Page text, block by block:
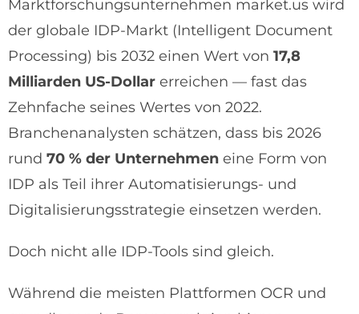
Marktforschungsunternehmen market.us wird
der globale IDP-Markt (Intelligent Document
Processing) bis 2032 einen Wert von 17,8
Milliarden US-Dollar erreichen — fast das
Zehnfache seines Wertes von 2022.
Branchenanalysten schätzen, dass bis 2026
rund 70 % der Unternehmen eine Form von
IDP als Teil ihrer Automatisierungs- und
Digitalisierungsstrategie einsetzen werden.
Doch nicht alle IDP-Tools sind gleich.
Während die meisten Plattformen OCR und